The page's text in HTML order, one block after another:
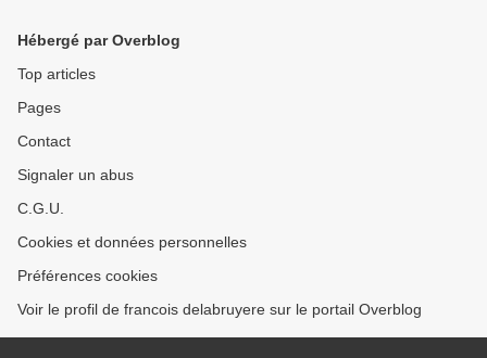
Hébergé par Overblog
Top articles
Pages
Contact
Signaler un abus
C.G.U.
Cookies et données personnelles
Préférences cookies
Voir le profil de francois delabruyere sur le portail Overblog